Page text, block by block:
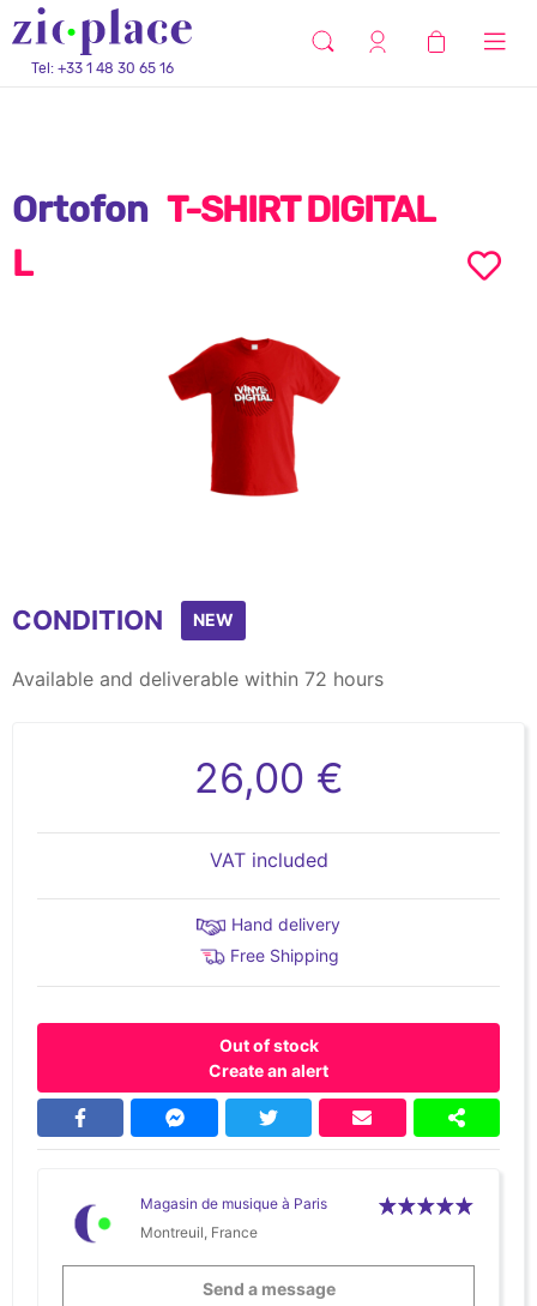
Tel: +33 1 48 30 65 16
Ortofon T-SHIRT DIGITAL
L
CONDITION NEW
Available and deliverable within 72 hours
26,00 €
VAT included
Hand delivery
Free Shipping
Out of stock
Create an alert
Magasin de musique à Paris
Montreuil, France
Send a message